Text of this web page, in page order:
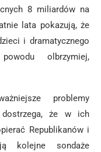
8 miliardów na
lata pokazują, że
i dramatycznego
olbrzymiej,
problemy
że w ich
Republikanów i
kolejne sondaże